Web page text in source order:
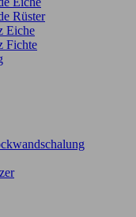
Rüster
Eiche
Fichte